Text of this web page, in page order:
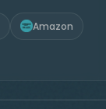
Amazon